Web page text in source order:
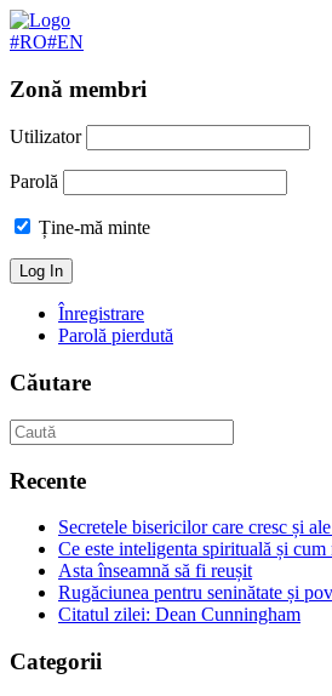
#RO#EN
Zonă membri
Utilizator
Parolă
Ține-mă minte
Înregistrare
Parolă pierdută
Căutare
Recente
Secretele bisericilor care cresc și
Ce este inteligenta spirituală și cum
Asta înseamnă să fi reușit
Rugăciunea pentru seninătate și
Citatul zilei: Dean Cunningham
Categorii